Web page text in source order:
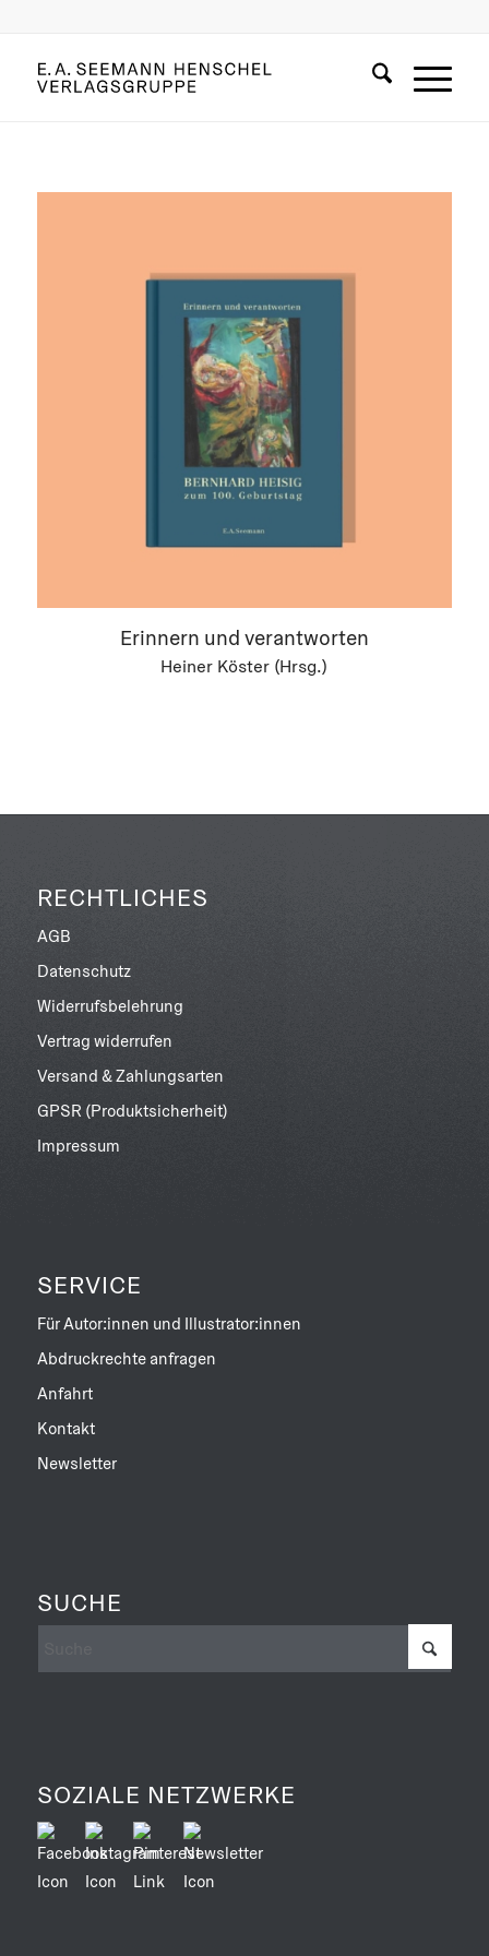
Erinnern und verantworten
Heiner Köster (Hrsg.)
RECHTLICHES
AGB
Datenschutz
Widerrufsbelehrung
Vertrag widerrufen
Versand & Zahlungsarten
GPSR (Produktsicherheit)
Impressum
SERVICE
Für Autor:innen und Illustrator:innen
Abdruckrechte anfragen
Anfahrt
Kontakt
Newsletter
SUCHE
SOZIALE NETZWERKE